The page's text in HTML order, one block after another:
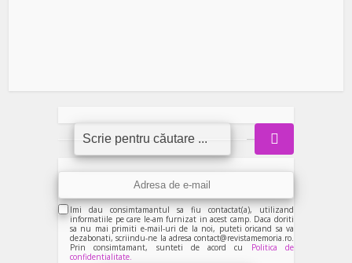
Imi dau consimtamantul sa fiu contactat(a), utilizand
informatiile pe care le-am furnizat in acest camp. Daca doriti
sa nu mai primiti e-mail-uri de la noi, puteti oricand sa va
dezabonati, scriindu-ne la adresa contact@revistamemoria.ro.
Prin consimtamant, sunteti de acord cu Politica de
confidentialitate.